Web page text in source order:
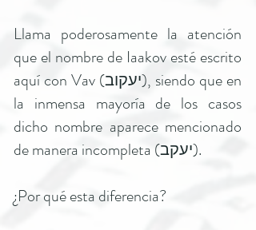
Llama poderosamente la atención
que el nombre de Iaakov esté escrito
aquí con Vav (יעקוב), siendo que en
la inmensa mayoría de los casos
dicho nombre aparece mencionado
de manera incompleta (יעקב).
¿Por qué esta diferencia?